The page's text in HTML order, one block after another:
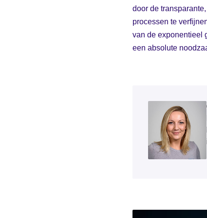
door de
processen te
van de exponentieel
een absolute